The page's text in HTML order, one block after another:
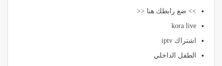
>> ضع رابطك هنا <<
kora live
اشتراك iptv
الطفل الداخلي